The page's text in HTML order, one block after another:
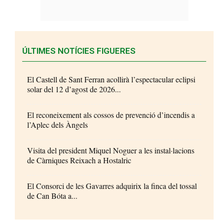
ÚLTIMES NOTÍCIES FIGUERES
El Castell de Sant Ferran acollirà l’espectacular eclipsi
solar del 12 d’agost de 2026...
El reconeixement als cossos de prevenció d’incendis a
l’Aplec dels Àngels
Visita del president Miquel Noguer a les instal·lacions
de Càrniques Reixach a Hostalric
El Consorci de les Gavarres adquirix la finca del tossal
de Can Bóta a...